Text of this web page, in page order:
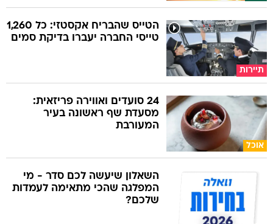
תיירות
הטייס שהבריח אקסטזי: כל 1,260
טייסי החברה יעברו בדיקת סמים
אוכל
24 סועדים ואווירה פריזאית:
מסעדת שף ראשונה בעיר
המעורבת
השאלון שיעשה לכם סדר - מי
המפלגה שהכי מתאימה לעמדות
שלכם?